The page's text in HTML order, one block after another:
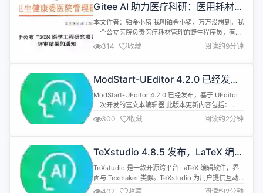
立理论模型并结合实际实验，作者不仅解释了为什么
某些 batc...
Gitee AI 助力医疗科研：医用耗材使
用分析研究
本文作者：铂金小猪 我叫铂金小猪，万万没想到，我
一个公立医院负责医疗耗材管理的野生程序员，有一
天我会成为医疗界的「AI技术专家」（自己都觉得脸
红）。上一篇文章《Gitee AI+Dify 双剑合璧，打造
另类 RAG 知识库》中，我提到我们用 AI 技术参与了
下，我们是如何利用 AI 来参与到医用耗材管理工作
里面的。...
314 收藏 阅读约9分钟
ModStart-UEditor 4.2.0 已经发
布，基于 UEditor 二次开发的富文
本编辑器
ModStart-UEditor 4.2.0 已经发布，基于 UEditor
二次开发的富文本编辑器 此版本更新内容包括： 新
增：格式化默认使用连续格式模式，支持快速格式化
修复：retainOnlyLabelPasted = true 模式下，内
容过滤换行失效问题 修复：上传gif图片格式后，原
IB99K...
300 收藏 阅读约2分钟
TeXstudio 4.8.5 发布，LaTeX 编辑
器
TeXstudio 是一款开源跨平台 LaTeX 编辑软件，界
面与 Texmaker 类似。TeXstudio 为用户提供互动
式拼写检查、代码折叠、语法高亮、代码提示和自动